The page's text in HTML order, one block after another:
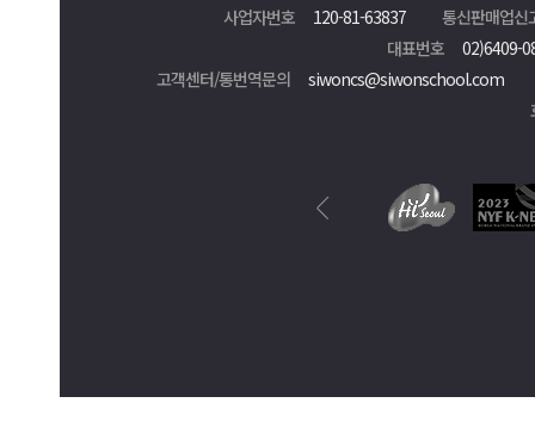
사업자번호
120-81-63837
통신판매업신
대표번호
02)6409-
고객센터/통번역문의
siwoncs@siwonschool.com